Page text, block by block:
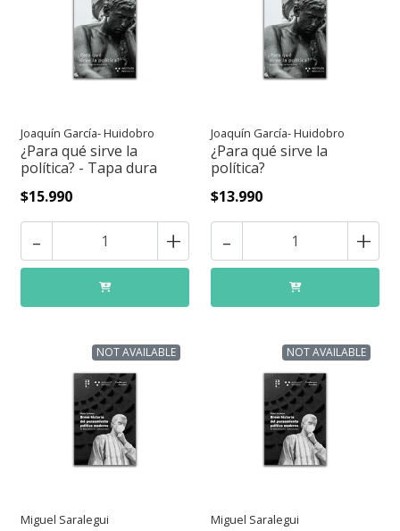
Joaquín García- Huidobro
¿Para qué sirve la
política? - Tapa dura
$15.990
- +
Joaquín García- Huidobro
¿Para qué sirve la
política?
$13.990
- +
NOT AVAILABLE
Miguel Saralegui
NOT AVAILABLE
Miguel Saralegui